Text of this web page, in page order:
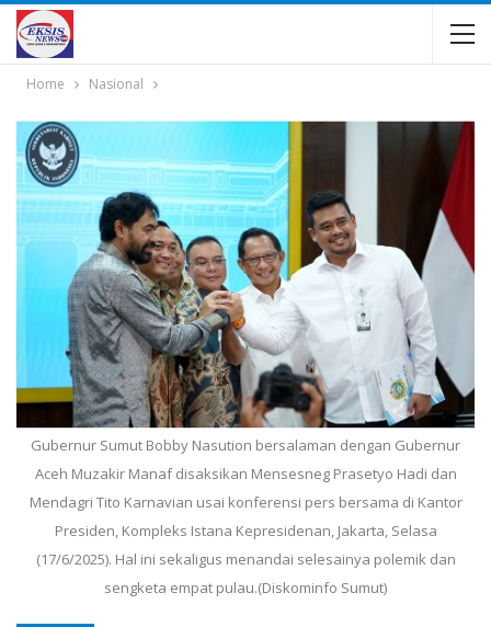
Home Nasional
Gubernur Sumut Bobby Nasution bersalaman dengan Gubernur
Aceh Muzakir Manaf disaksikan Mensesneg Prasetyo Hadi dan
Mendagri Tito Karnavian usai konferensi pers bersama di Kantor
Presiden, Kompleks Istana Kepresidenan, Jakarta, Selasa
(17/6/2025). Hal ini sekaligus menandai selesainya polemik dan
sengketa empat pulau.(Diskominfo Sumut)